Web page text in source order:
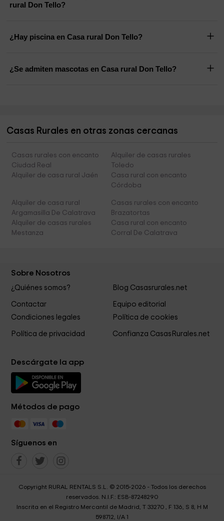
rural Don Tello?
¿Hay piscina en Casa rural Don Tello?
¿Se admiten mascotas en Casa rural Don Tello?
Casas Rurales en otras zonas cercanas
Casas rurales con encanto
Ciudad Real
Alquiler de casas rurales
Toledo
Alquiler de casa rural Jaén
Casa rural con encanto
Córdoba
Alquiler de casa rural
Argamasilla De Calatrava
Casas rurales con encanto
Brazatortas
Alquiler de casas rurales
Mestanza
Casa rural con encanto
Corral De Calatrava
Sobre Nosotros
¿Quiénes somos? Blog Casasrurales.net
Contactar
Equipo editorial
Condiciones legales
Política de cookies
Política de privacidad Confianza CasasRurales.net
Descárgate la app
Métodos de pago
Síguenos en
Copyright RURAL RENTALS S.L. © 2015-2026 - Todos los derechos
reservados. N.I.F.: ESB-87248290
Inscrita en el Registro Mercantil de Madrid, T 33270 , F 136, S 8, H M
598712, I/A 1